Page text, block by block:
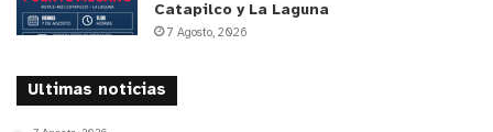
Catapilco y La Laguna
7 Agosto, 2026
Ultimas noticias